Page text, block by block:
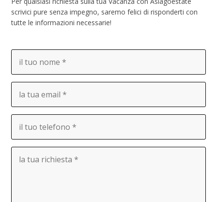
scrivici pure senza impegno, saremo felici di risponderti con
tutte le informazioni necessarie!